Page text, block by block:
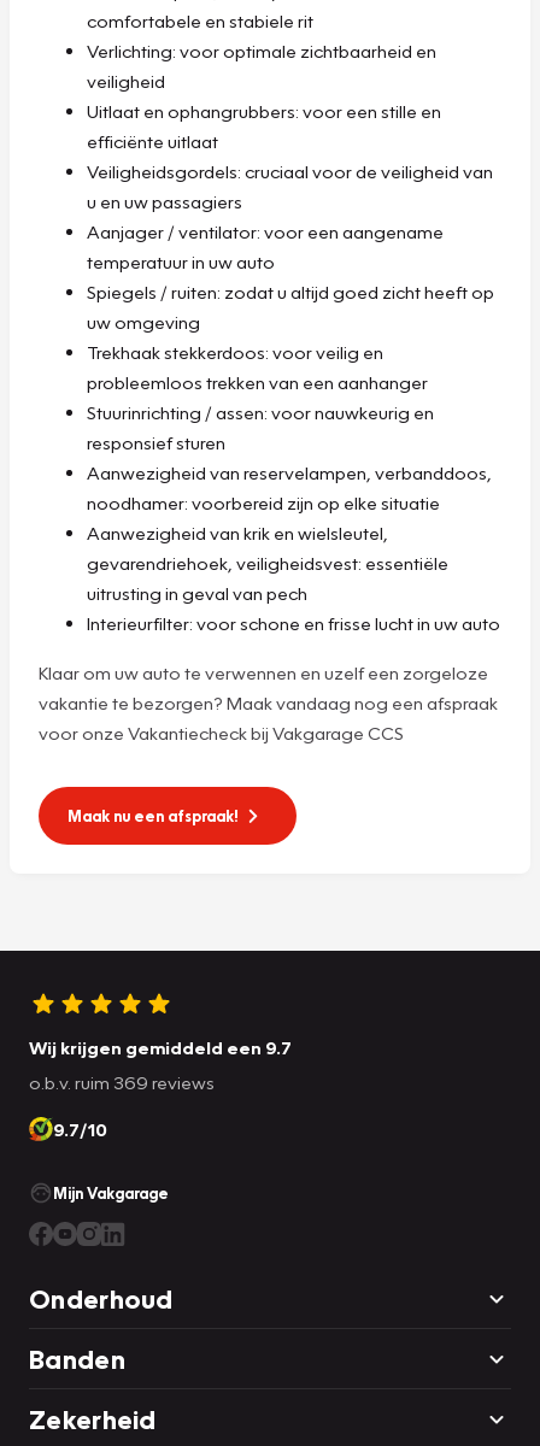
comfortabele en stabiele rit
Verlichting: voor optimale zichtbaarheid en
veiligheid
Uitlaat en ophangrubbers: voor een stille en
efficiënte uitlaat
Veiligheidsgordels: cruciaal voor de veiligheid van
u en uw passagiers
Aanjager / ventilator: voor een aangename
temperatuur in uw auto
Spiegels / ruiten: zodat u altijd goed zicht heeft op
uw omgeving
Trekhaak stekkerdoos: voor veilig en
probleemloos trekken van een aanhanger
Stuurinrichting / assen: voor nauwkeurig en
responsief sturen
Aanwezigheid van reservelampen, verbanddoos,
noodhamer: voorbereid zijn op elke situatie
Aanwezigheid van krik en wielsleutel,
gevarendriehoek, veiligheidsvest: essentiële
uitrusting in geval van pech
Interieurfilter: voor schone en frisse lucht in uw auto
Klaar om uw auto te verwennen en uzelf een zorgeloze
vakantie te bezorgen? Maak vandaag nog een afspraak
voor onze Vakantiecheck bij Vakgarage CCS
Maak nu een afspraak!
Wij krijgen gemiddeld een 9.7
o.b.v. ruim 369 reviews
9.7/10
Mijn Vakgarage
Onderhoud
Banden
Zekerheid